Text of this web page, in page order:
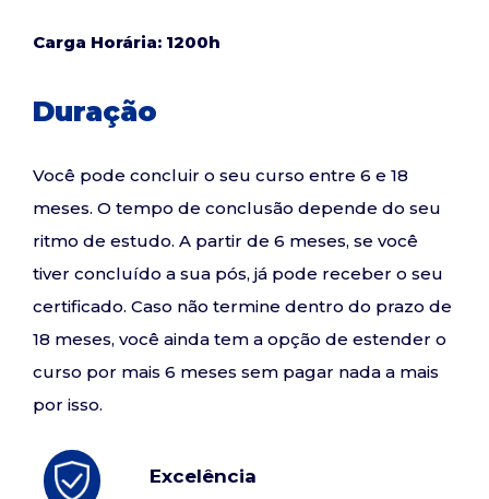
Carga Horária: 1200h
Duração
Você pode concluir o seu curso entre 6 e 18
meses. O tempo de conclusão depende do seu
ritmo de estudo. A partir de 6 meses, se você
tiver concluído a sua pós, já pode receber o seu
certificado. Caso não termine dentro do prazo de
18 meses, você ainda tem a opção de estender o
curso por mais 6 meses sem pagar nada a mais
por isso.
Excelência